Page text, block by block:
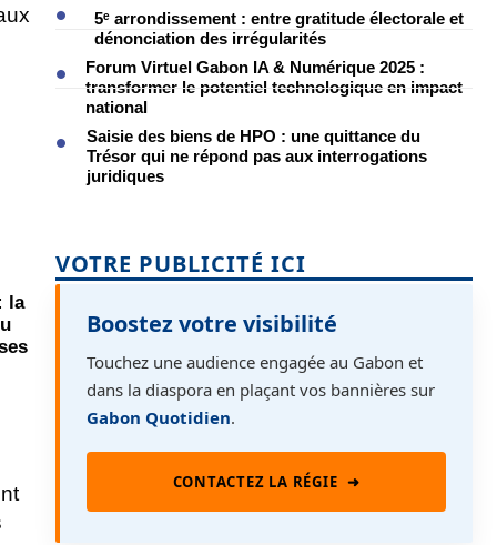
la
5ᵉ arrondissement : entre gratitude électorale et
dénonciation des irrégularités
Forum Virtuel Gabon IA & Numérique 2025 :
transformer le potentiel technologique en impact
national
Saisie des biens de HPO : une quittance du
Trésor qui ne répond pas aux interrogations
juridiques
VOTRE PUBLICITÉ ICI
Boostez votre visibilité
Touchez une audience engagée au Gabon et
dans la diaspora en plaçant vos bannières sur
Gabon Quotidien.
CONTACTEZ LA RÉGIE ➜